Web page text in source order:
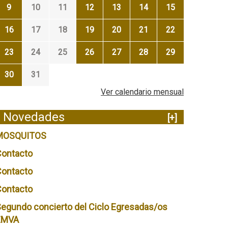
9 10 11 12 13 14 15
16 17 18 19 20 21 22
23 24 25 26 27 28 29
30
31
Ver calendario mensual
Novedades
[+]
concierto del Ciclo Egresadas/os